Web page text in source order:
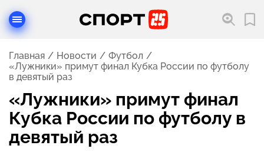
Главная Новости
Футбол
«Лужники» примут финал Кубка России по футболу
в девятый раз
«Лужники» примут финал
Кубка России по футболу в
девятый раз